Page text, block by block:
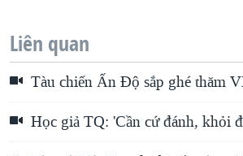
Liên quan
Tàu chiến Ấn Độ sắp ghé thăm
Học giả TQ: 'Cần cứ đánh, khỏi